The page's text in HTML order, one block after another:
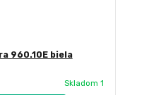
960.10E biela
Skladom 1